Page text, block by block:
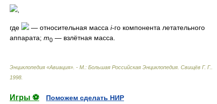
где — относительная масса i-го компонента летательного
аппарата; m0 — взлётная масса.
Энциклопедия «Авиация». - М.: Большая Российская Энциклопедия Свищёв Г. Г.
1998
Игры ⚽
Поможем сделать НИР